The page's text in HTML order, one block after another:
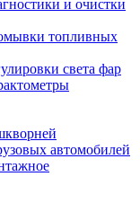
и очистки
топливных
света фар
автомобилей